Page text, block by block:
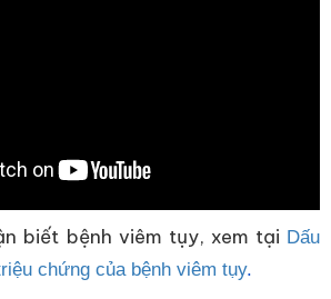
biết bệnh viêm tụy, xem tại Dấu
chứng của bệnh viêm tụy.